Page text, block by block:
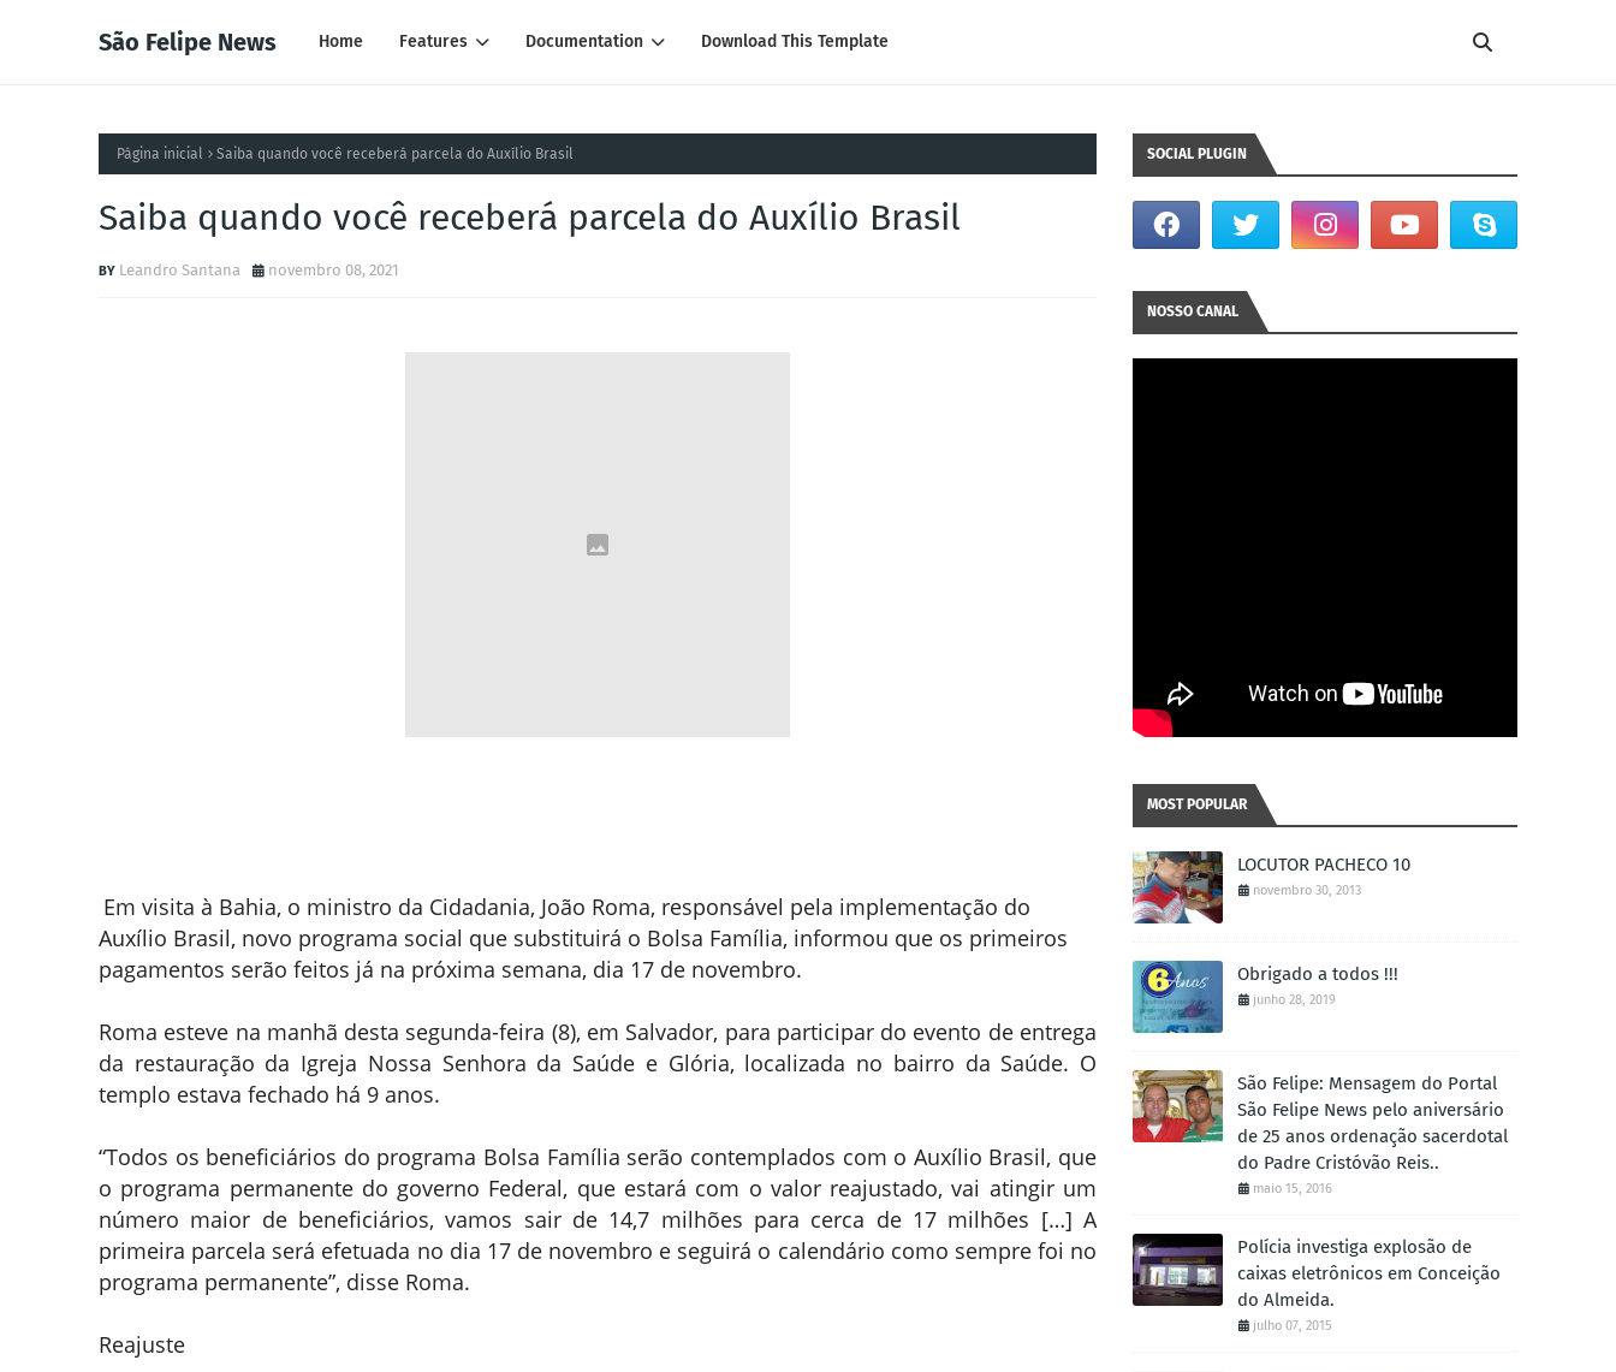
São Felipe News Home Features Documentation Download This Template
Página inicial Saiba quando você receberá parcela do Auxílio Brasil
Saiba quando você receberá parcela do Auxílio Brasil
Leandro Santana novembro 08, 2021
Em visita à Bahia, o ministro da Cidadania, João Roma, responsável pela implementação do
Auxílio Brasil, novo programa social que substituirá o Bolsa Família, informou que os primeiros
pagamentos serão feitos já na próxima semana, dia 17 de novembro.
Roma esteve na manhã desta segunda-feira (8), em Salvador, para participar do evento de entrega
da restauração da Igreja Nossa Senhora da Saúde e Glória, localizada no bairro da Saúde. O
templo estava fechado há 9 anos.
“Todos os beneficiários do programa Bolsa Família serão contemplados com o Auxílio Brasil, que
o programa permanente do governo Federal, que estará com o valor reajustado, vai atingir um
número maior de beneficiários, vamos sair de 14,7 milhões para cerca de 17 milhões […] A
primeira parcela será efetuada no dia 17 de novembro e seguirá o calendário como sempre foi no
programa permanente”, disse Roma.
Reajuste
SOCIAL PLUGIN
NOSSO CANAL
MOST POPULAR
LOCUTOR PACHECO 10
novembro 30, 2013
Obrigado a todos !!!
junho 28, 2019
São Felipe: Mensagem do Portal
São Felipe News pelo aniversário
de 25 anos ordenação sacerdotal
do Padre Cristóvão Reis..
maio 15, 2016
Polícia investiga explosão de
caixas eletrônicos em Conceição
do Almeida.
julho 07, 2015